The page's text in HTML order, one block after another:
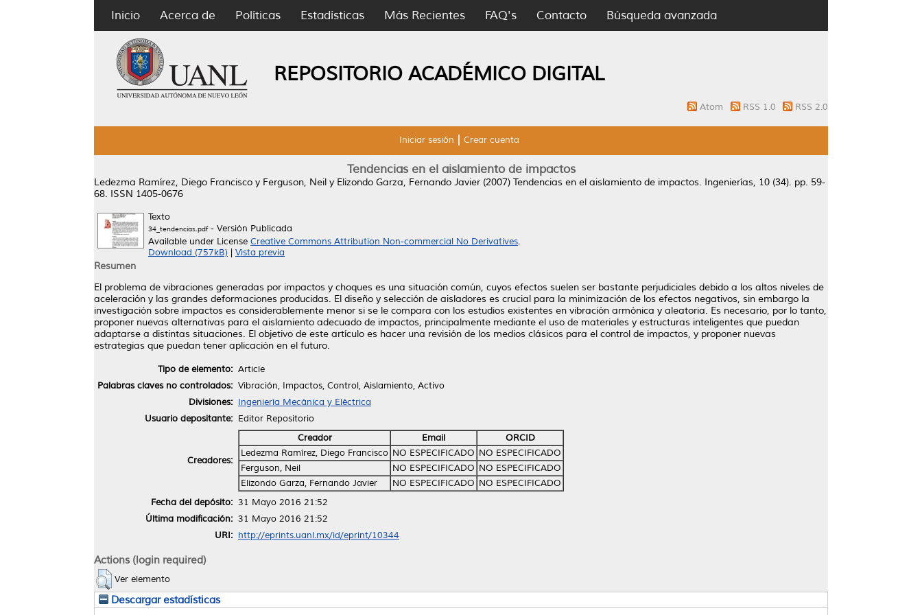
Inicio Acerca de Políticas Estadísticas Más Recientes FAQ's Contacto Búsqueda avanzada
REPOSITORIO ACADÉMICO DIGITAL
Atom RSS 1.0 RSS 2.0
Iniciar sesión Crear cuenta
Tendencias en el aislamiento de impactos
Ledezma Ramírez, Diego Francisco y Ferguson, Neil y Elizondo Garza, Fernando Javier (2007) Tendencias en el aislamiento de impactos. Ingenierías, 10 (34). pp. 59-
68. ISSN 1405-0676
Texto
34_tendencias.pdf- Versión Publicada
Available under License Creative Commons Attribution Non-commercial No Derivatives.
Download (757kB)
Vista previa
Resumen
El problema de vibraciones generadas por impactos y choques es una situación común, cuyos efectos suelen ser bastante perjudiciales debido a los altos niveles de
aceleración y las grandes deformaciones producidas. El diseño y selección de aisladores es crucial para la minimización de los efectos negativos, sin embargo la
investigación sobre impactos es considerablemente menor si se le compara con los estudios existentes en vibración armónica y aleatoria. Es necesario, por lo tanto,
proponer nuevas alternativas para el aislamiento adecuado de impactos, principalmente mediante el uso de materiales y estructuras inteligentes que puedan
adaptarse a distintas situaciones. El objetivo de este artículo es hacer una revisión de los medios clásicos para el control de impactos, y proponer nuevas
estrategias que puedan tener aplicación en el futuro.
Tipo de elemento: Article
Palabras claves no controlados: Vibración, Impactos, Control, Aislamiento, Activo
Divisiones: Ingeniería Mecánica y Eléctrica
Usuario depositante: Editor Repositorio
Creadores:
Creador Email
ORCID
Ledezma Ramírez, Diego Francisco NO ESPECIFICADO NO ESPECIFICADO
Ferguson, Neil
NO ESPECIFICADO NO ESPECIFICADO
Elizondo Garza, Fernando Javier
NO ESPECIFICADO NO ESPECIFICADO
Fecha del depósito: 31 Mayo 2016 21:52
Última modificación: 31 Mayo 2016 21:52
URI: http://eprints.uanl.mx/id/eprint/10344
Actions (login required)
Ver elemento
Descargar estadísticas